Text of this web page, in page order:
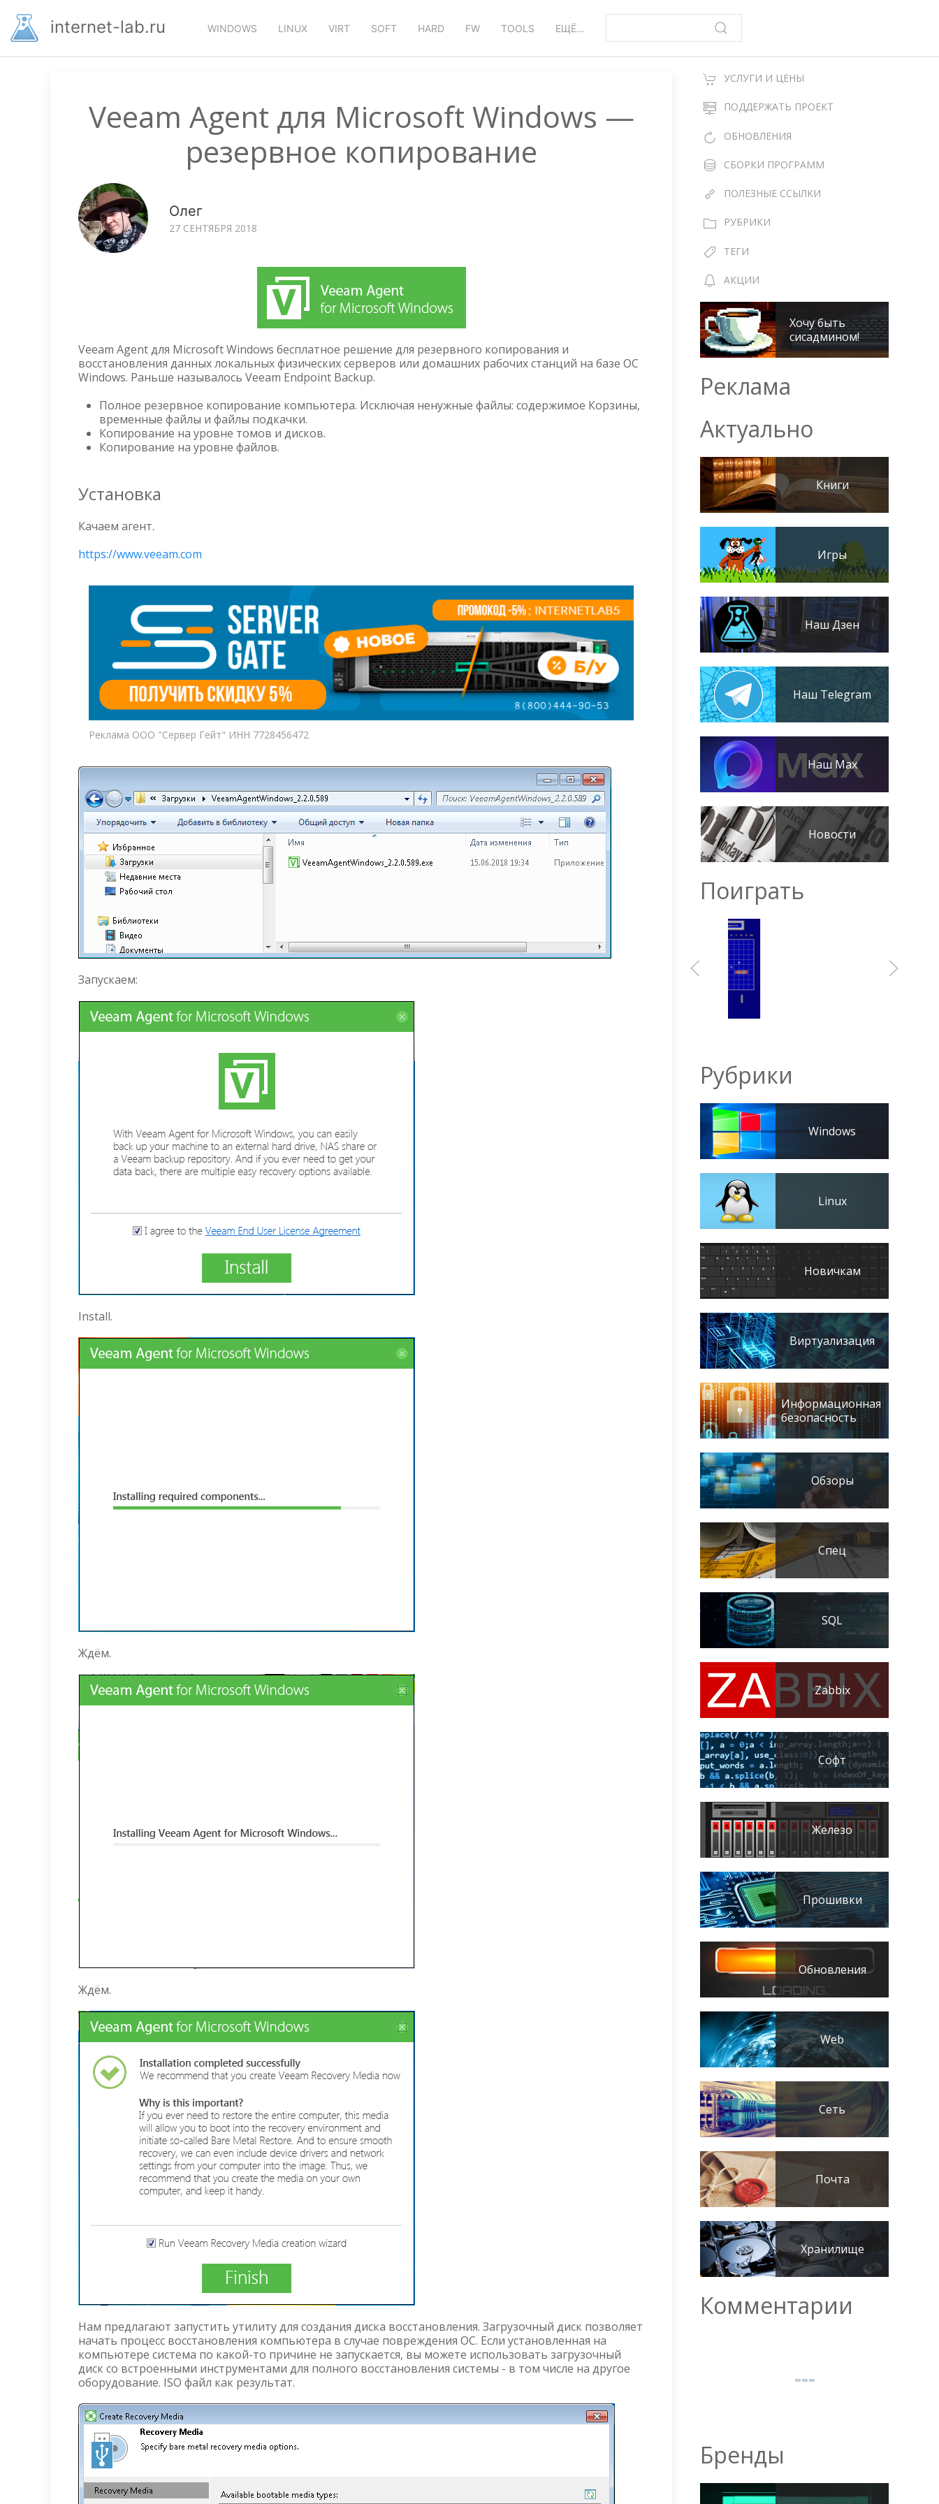
основномуinternet-lab.ru WINDOWS LINUX VIRT SOFT HARD FW TOOLS ЕЩЁ…
Veeam Agent для Microsoft Windows —
резервное копирование
Олег
27 СЕНТЯБРЯ 2018
Veeam Agent для Microsoft Windows бесплатное решение для резервного копирования и
восстановления данных локальных физических серверов или домашних рабочих станций на базе ОС
Windows. Раньше называлось Veeam Endpoint Backup.
Полное резервное копирование компьютера. Исключая ненужные файлы: содержимое Корзины,
временные файлы и файлы подкачки.
Копирование на уровне томов и дисков.
Копирование на уровне файлов.
Установка
Качаем агент.
https://www.veeam.com
Реклама ООО "Сервер Гейт" ИНН 7728456472
Запускаем:
Install.
Ждём.
Ждём.
Нам предлагают запустить утилиту для создания диска восстановления. Загрузочный диск позволяет
начать процесс восстановления компьютера в случае повреждения ОС. Если установленная на
компьютере система по какой-то причине не запускается, вы можете использовать загрузочный
диск со встроенными инструментами для полного восстановления системы - в том числе на другое
оборудование. ISO файл как результат.
УСЛУГИ И ЦЕНЫ
ПОДДЕРЖАТЬ ПРОЕКТ
ОБНОВЛЕНИЯ
СБОРКИ ПРОГРАММ
ПОЛЕЗНЫЕ ССЫЛКИ
РУБРИКИ
ТЕГИ
АКЦИИ
Хочу быть
сисадмином!
Реклама
Актуально
Книги
Игры
Наш Дзен
Наш Telegram
Наш Max
Новости
Поиграть
Рубрики
Windows
Linux
Новичкам
Виртуализация
Информационная
безопасность
Обзоры
Спец
SQL
Zabbix
Софт
Железо
Прошивки
Обновления
Web
Сеть
Почта
Хранилище
Комментарии
Бренды